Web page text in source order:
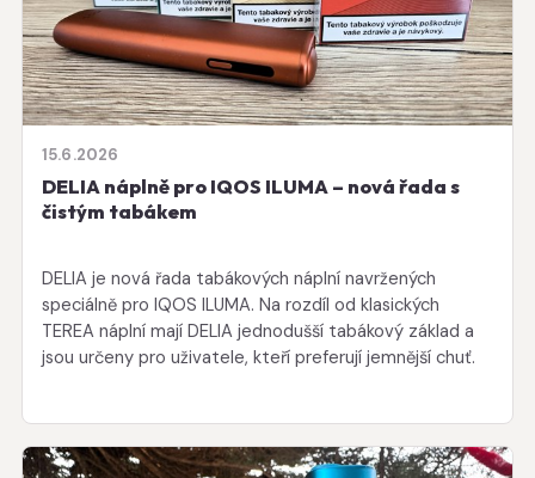
15.6.2026
DELIA náplně pro IQOS ILUMA – nová řada s
čistým tabákem
DELIA je nová řada tabákových náplní navržených
speciálně pro IQOS ILUMA. Na rozdíl od klasických
TEREA náplní mají DELIA jednodušší tabákový základ a
jsou určeny pro uživatele, kteří preferují jemnější chuť.